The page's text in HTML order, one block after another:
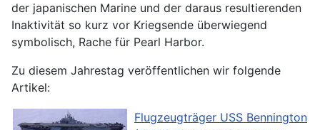
der japanischen Marine und der daraus resultierenden
Inaktivität so kurz vor Kriegsende überwiegend
symbolisch, Rache für Pearl Harbor.
Zu diesem Jahrestag veröffentlichen wir folgende
Artikel:
Flugzeugträger USS Bennington